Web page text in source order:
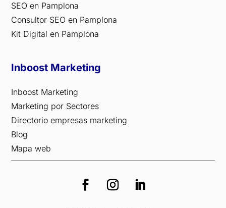
SEO en Pamplona
Consultor SEO en Pamplona
Kit Digital en Pamplona
Inboost Marketing
Inboost Marketing
Marketing por Sectores
Directorio empresas marketing
Blog
Mapa web